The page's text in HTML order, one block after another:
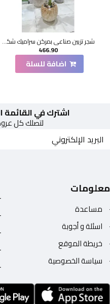
شجر تزيين صناعي بمركن سراميك شكل حديث 185سم
466.90
اضافة للسلة
اشترك في القائمة
لتصلك كل
معلومات
مساعدة
اسئلة و أجوبة
خريطة الموقع
سياسة الخصوصية